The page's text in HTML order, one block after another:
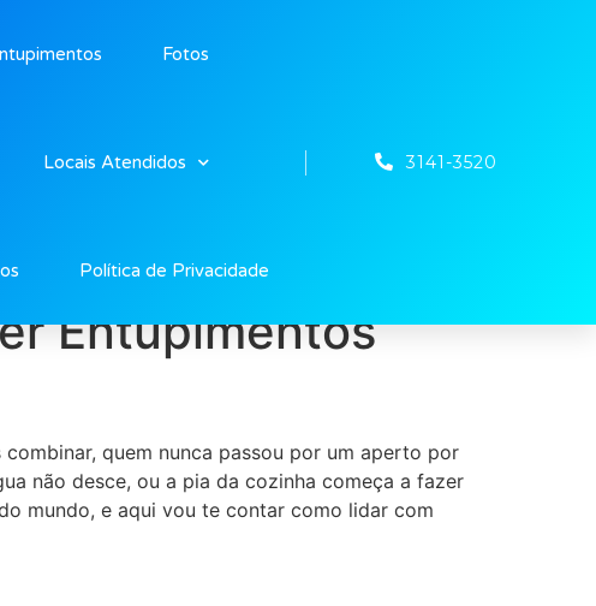
Fotos
Locais Atendidos
Política de Privacidade
3141-3520
Entupimentos
quem nunca passou por um aperto por
não desce, ou a pia da cozinha começa a fazer
mundo, e aqui vou te contar como lidar com